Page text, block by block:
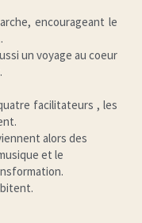
encourageant le
un voyage au coeur
facilitateurs , les
alors des
et le